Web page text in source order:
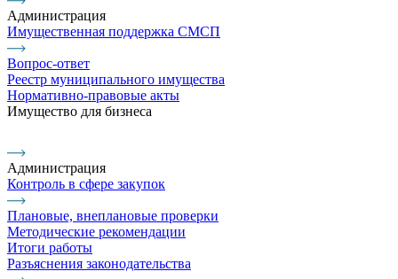
Администрация
Имущественная поддержка СМСП
Вопрос-ответ
Реестр муниципального имущества
Нормативно-правовые акты
Имущество для бизнеса
Администрация
Контроль в сфере закупок
Плановые, внеплановые проверки
Методические рекомендации
Итоги работы
Разъяснения законодательства